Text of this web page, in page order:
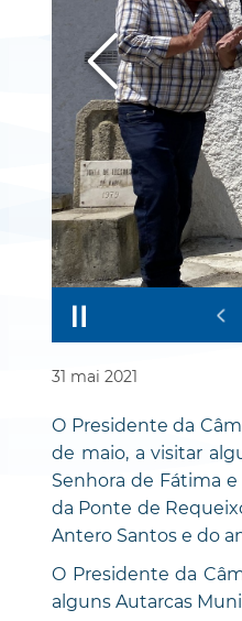
31 mai 2021
O Presidente da
de maio, a visitar
Senhora de Fátima
da Ponte de
Antero Santos e do
O Presidente da
alguns Autarcas